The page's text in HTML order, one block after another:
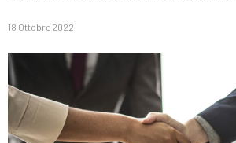
18 Ottobre 2022